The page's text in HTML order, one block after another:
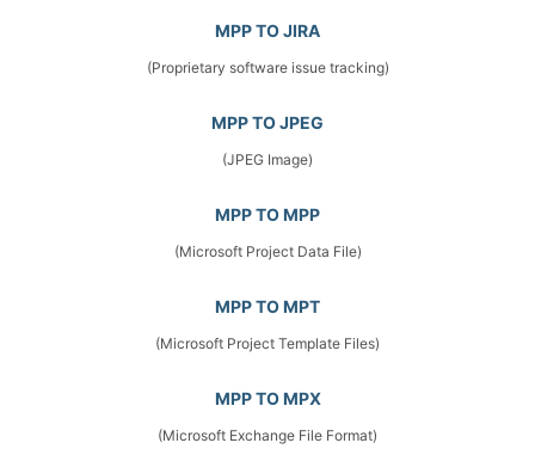
MPP TO JIRA
(Proprietary software issue tracking)
MPP TO JPEG
(JPEG Image)
MPP TO MPP
(Microsoft Project Data File)
MPP TO MPT
(Microsoft Project Template Files)
MPP TO MPX
(Microsoft Exchange File Format)